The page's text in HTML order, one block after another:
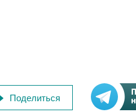
Поделиться